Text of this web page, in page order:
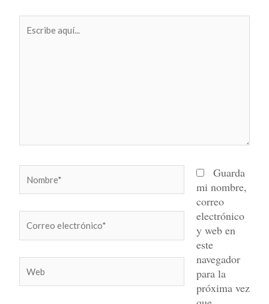
aquí...
electrónico*
Guarda
mi nombre,
correo
electrónico
y web en
este
navegador
para la
próxima vez